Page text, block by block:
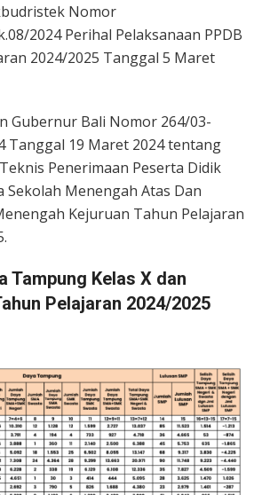
Nomor
2024 Perihal Pelaksanaan PPDB
2024/2025 Tanggal 5 Maret
Gubernur Bali Nomor 264/03-
Tanggal 19 Maret 2024 tentang
Penerimaan Peserta Didik
Sekolah Menengah Atas Dan
Kejuruan Tahun Pelajaran
Tampung Kelas X dan
Pelajaran 2024/2025